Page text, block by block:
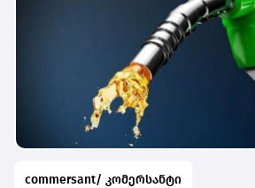
commersant/ კომერსანტი